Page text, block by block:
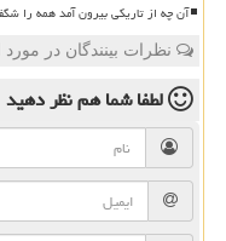
آن چه از تاریکی بیرون آمد همه را
نظرات بینندگان در
لطفا شما همنظر دهید